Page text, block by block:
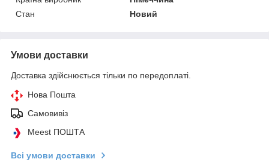
Стан
Новий
Умови доставки
Доставка здійснюється тільки по передоплаті.
Нова Пошта
Самовивіз
Meest ПОШТА
Всі умови доставки